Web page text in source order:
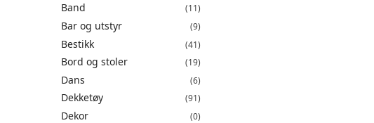
Band (11)
Bar og utstyr (9)
Bestikk (41)
Bord og stoler (19)
Dans (6)
Dekketøy (91)
Dekor (0)